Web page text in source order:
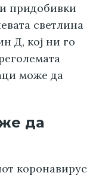
придобивки
светлина
Д, кој ни го
може да
да
коронавирус